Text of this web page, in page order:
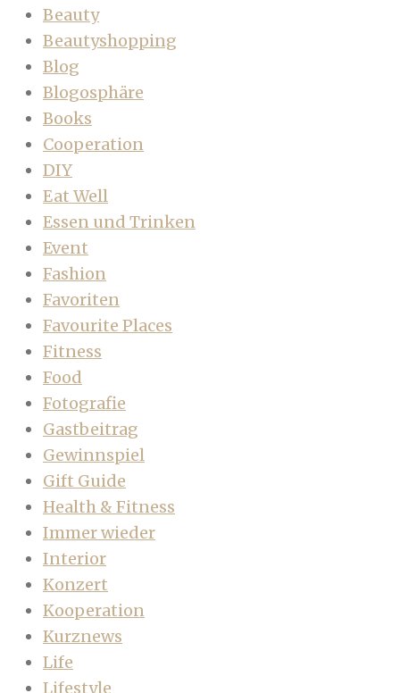
Beauty
Beautyshopping
Blog
Blogosphäre
Books
Cooperation
DIY
Eat Well
Essen und Trinken
Event
Fashion
Favoriten
Favourite Places
Fitness
Food
Fotografie
Gastbeitrag
Gewinnspiel
Gift Guide
Health & Fitness
Immer wieder
Interior
Konzert
Kooperation
Kurznews
Life
Lifestyle